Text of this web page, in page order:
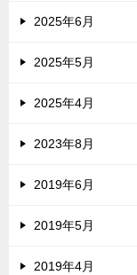
2025年6月
2025年5月
2025年4月
2023年8月
2019年6月
2019年5月
2019年4月